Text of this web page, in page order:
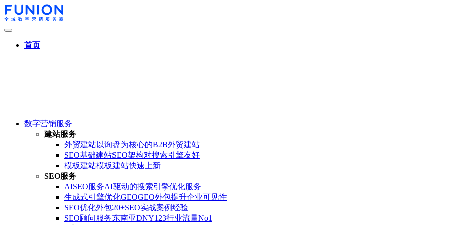
首页
数字营销服务
建站服务
外贸建站以询盘为核心的B2B外贸建站
SEO基础建站SEO架构对搜索引擎友好
模板建站模板建站快速上新
SEO服务
AISEO服务AI驱动的搜索引擎优化服务
生成式引擎优化GEOGEO外包提升企业可见性
SEO优化外包20+SEO实战案例经验
SEO顾问服务东南亚DNY123行业流量No1